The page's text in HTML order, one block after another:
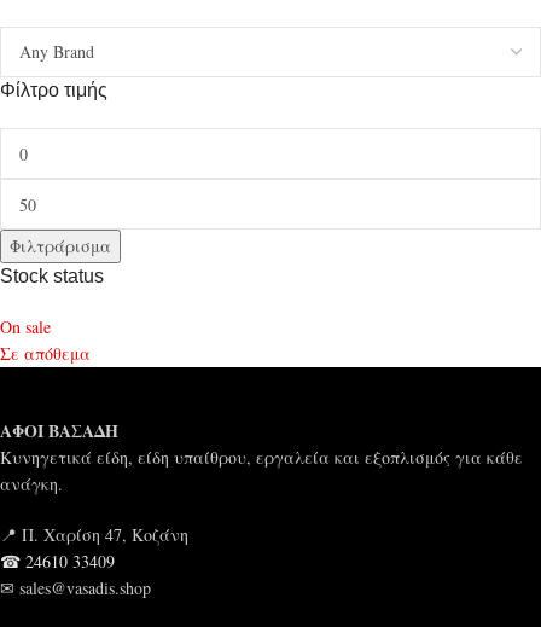
Φίλτρο τιμής
Φιλτράρισμα
Stock status
On sale
Σε απόθεμα
ΑΦΟΙ ΒΑΣΑΔΗ
Κυνηγετικά είδη, είδη υπαίθρου, εργαλεία και εξοπλισμός για κάθε
ανάγκη.
📍 Π. Χαρίση 47, Κοζάνη
☎ 24610 33409
✉ sales@vasadis.shop